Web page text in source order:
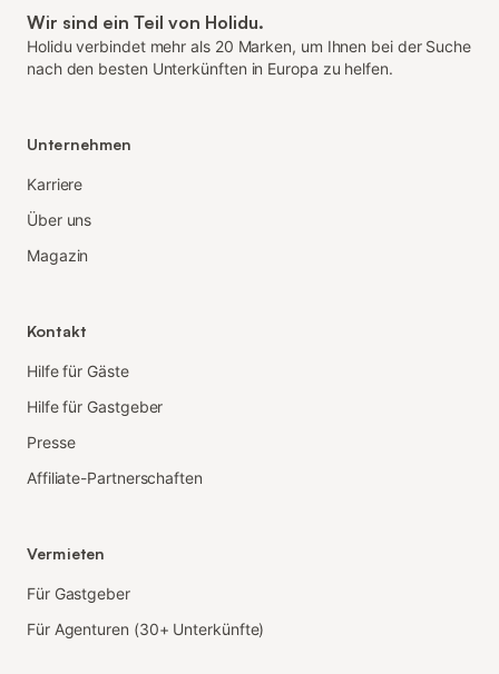
Wir sind ein Teil von Holidu.
Holidu verbindet mehr als 20 Marken, um Ihnen bei der Suche
nach den besten Unterkünften in Europa zu helfen.
Unternehmen
Karriere
Über uns
Magazin
Kontakt
Hilfe für Gäste
Hilfe für Gastgeber
Presse
Affiliate-Partnerschaften
Vermieten
Für Gastgeber
Für Agenturen (30+ Unterkünfte)